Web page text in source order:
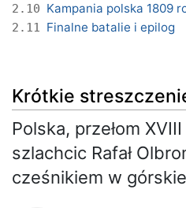
2.10 Kampania polska 1809
2.11 Finalne batalie i epilog
Krótkie
Polska, przełom
szlachcic Rafał
cześnikiem w